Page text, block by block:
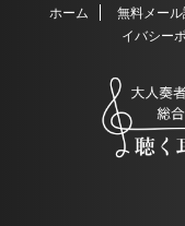
ホーム 無料メー
イバシー